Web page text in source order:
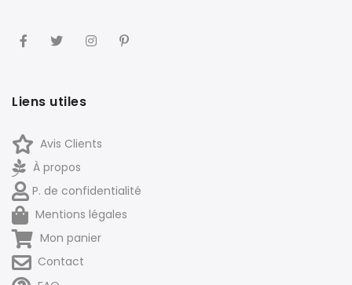
Liens utiles
Avis Clients
À propos
P. de confidentialité
Mentions légales
Mon panier
Contact